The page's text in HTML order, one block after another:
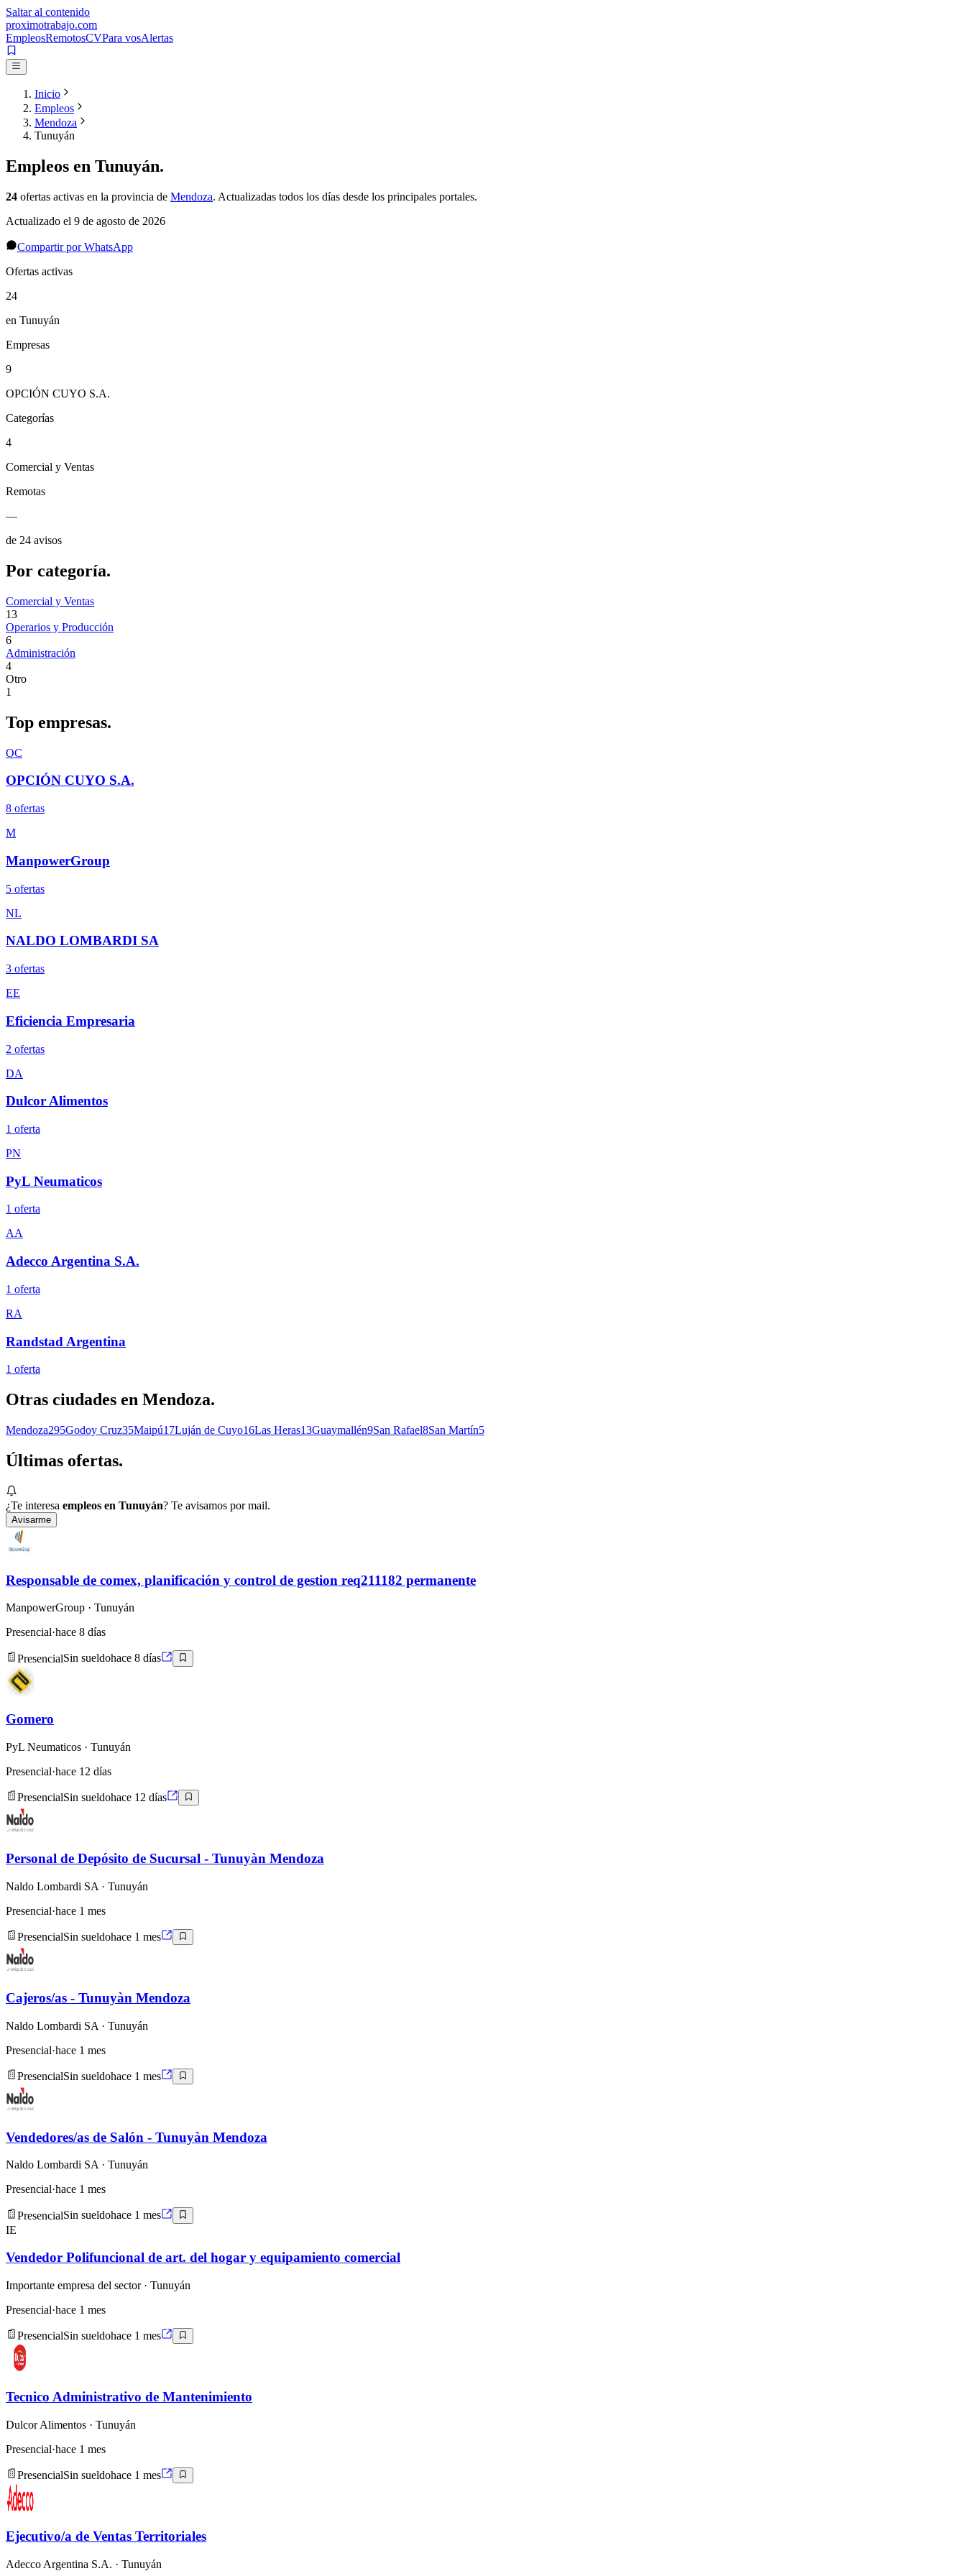
Saltar al contenido
proximotrabajo.com
EmpleosRemotosCVPara vosAlertas
Inicio
Empleos
Mendoza
Tunuyán
Empleos en Tunuyán.
24 ofertas activas en la provincia de Mendoza. Actualizadas todos los días desde los principales portales.
Actualizado el 9 de agosto de 2026
Compartir por WhatsApp
Ofertas activas
24
en Tunuyán
Empresas
9
OPCIÓN CUYO S.A.
Categorías
4
Comercial y Ventas
Remotas
—
de 24 avisos
Por categoría.
Comercial y Ventas
13
Operarios y Producción
6
Administración
4
Otro
1
Top empresas.
OC
OPCIÓN CUYO S.A.
8 ofertas
M
ManpowerGroup
5 ofertas
NL
NALDO LOMBARDI SA
3 ofertas
EE
Eficiencia Empresaria
2 ofertas
DA
Dulcor Alimentos
1 oferta
PN
PyL Neumaticos
1 oferta
AA
Adecco Argentina S.A.
1 oferta
RA
Randstad Argentina
1 oferta
Otras ciudades en Mendoza.
Mendoza295Godoy Cruz35Maipú17Luján de Cuyo16Las Heras13Guaymallén9San Rafael8San Martín5
Últimas ofertas.
¿Te interesa empleos en Tunuyán? Te avisamos por mail.
Avisarme
Responsable de comex, planificación y control de gestion req211182 permanente
ManpowerGroup · Tunuyán
Presencial·hace 8 días
PresencialSin sueldohace 8 días
Gomero
PyL Neumaticos · Tunuyán
Presencial·hace 12 días
PresencialSin sueldohace 12 días
Personal de Depósito de Sucursal - Tunuyàn Mendoza
Naldo Lombardi SA · Tunuyán
Presencial·hace 1 mes
PresencialSin sueldohace 1 mes
Cajeros/as - Tunuyàn Mendoza
Naldo Lombardi SA · Tunuyán
Presencial·hace 1 mes
PresencialSin sueldohace 1 mes
Vendedores/as de Salón - Tunuyàn Mendoza
Naldo Lombardi SA · Tunuyán
Presencial·hace 1 mes
PresencialSin sueldohace 1 mes
IE
Vendedor Polifuncional de art. del hogar y equipamiento comercial
Importante empresa del sector· Tunuyán
Presencial·hace 1 mes
PresencialSin sueldohace 1 mes
Tecnico Administrativo de Mantenimiento
Dulcor Alimentos · Tunuyán
Presencial·hace 1 mes
PresencialSin sueldohace 1 mes
Ejecutivo/a de Ventas Territoriales
Adecco Argentina S.A. · Tunuyán